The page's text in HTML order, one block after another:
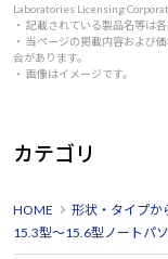
Laboratories Licensing
・ 記載されている製品名等は
・ 当ページの掲載内容および
合があります。
・ 画像はイメージです。
カテゴリ
HOME 形状・タイプか
15.3型～15.6型ノートパ